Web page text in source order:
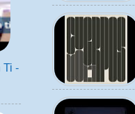
Ti -